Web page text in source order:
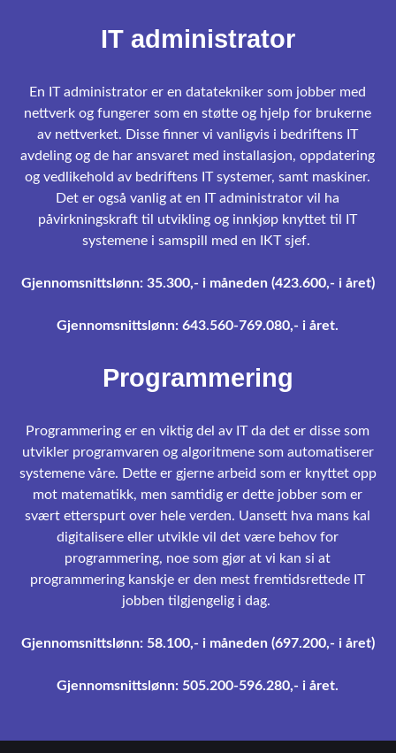
IT administrator
En IT administrator er en datatekniker som jobber med
nettverk og fungerer som en støtte og hjelp for brukerne
av nettverket. Disse finner vi vanligvis i bedriftens IT
avdeling og de har ansvaret med installasjon, oppdatering
og vedlikehold av bedriftens IT systemer, samt maskiner.
Det er også vanlig at en IT administrator vil ha
påvirkningskraft til utvikling og innkjøp knyttet til IT
systemene i samspill med en IKT sjef.
Gjennomsnittslønn: 35.300,- i måneden (423.600,- i året)
Gjennomsnittslønn: 643.560-769.080,- i året.
Programmering
Programmering er en viktig del av IT da det er disse som
utvikler programvaren og algoritmene som automatiserer
systemene våre. Dette er gjerne arbeid som er knyttet opp
mot matematikk, men samtidig er dette jobber som er
svært etterspurt over hele verden. Uansett hva mans kal
digitalisere eller utvikle vil det være behov for
programmering, noe som gjør at vi kan si at
programmering kanskje er den mest fremtidsrettede IT
jobben tilgjengelig i dag.
Gjennomsnittslønn: 58.100,- i måneden (697.200,- i året)
Gjennomsnittslønn: 505.200-596.280,- i året.